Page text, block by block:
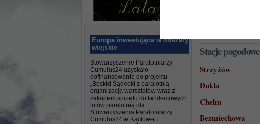
Europa inwestująca w obszary
wiejskie
Stowarzyszenie Paralotniarzy
Cumulus24 uzyskało
dofinansowanie do projektu
„Beskid Sądecki z paralotnią –
organizacja warsztatów wraz z
zakupem sprzętu do tandemowych
lotów paralotnią dla
Stowarzyszenia Paralotniarzy
Cumulus24 w Kąclowej i
Stacje pogodowe
Strzyżów
Dukla
Chełm
Bezmiechowa